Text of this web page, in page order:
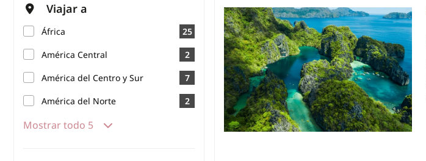
Viajar a
África
25
América Central
2
América del Centro y Sur
7
América del Norte
2
Mostrar todo 5